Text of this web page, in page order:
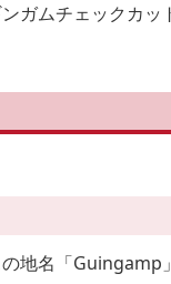
ガムチェックカッ
地名「Guingamp